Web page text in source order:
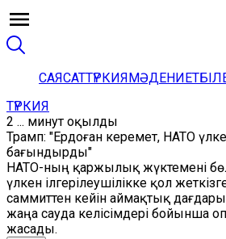
САЯСАТТҮРКИЯМӘДЕНИЕТ
ТҮРКИЯ
2 ... минут оқылды
Трамп: "Ердоған керемет, НАТО
бағындырды"
НАТО-ның қаржылық жүктемені
үлкен ілгерілеушілікке қол
саммиттен кейін аймақтық
жаңа сауда келісімдері бойынша
жасады.